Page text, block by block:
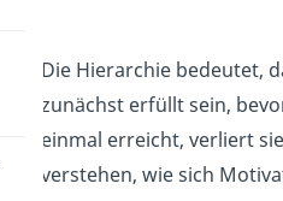
Die Hierarchie bedeutet,
zunächst erfüllt sein,
einmal erreicht, verliert
verstehen, wie sich